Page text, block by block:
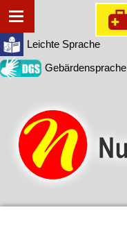
Leichte Sprache
Gebärdensprache